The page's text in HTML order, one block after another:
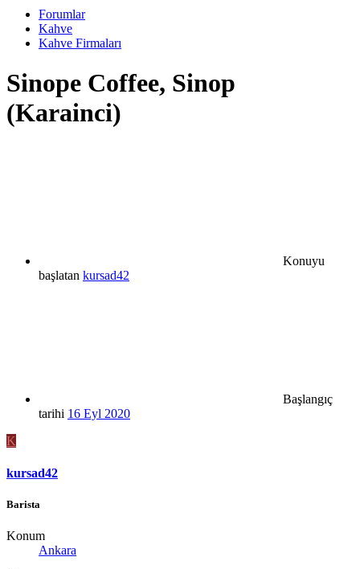
Forumlar
Kahve
Kahve Firmaları
Sinope Coffee, Sinop
(Karainci)
Konuyu
başlatan kursad42
Başlangıç
tarihi 16 Eyl 2020
K
kursad42
Barista
Konum
Ankara